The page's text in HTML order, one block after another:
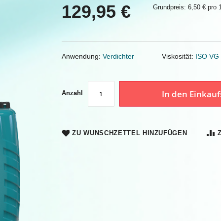
129,95 € Grundpreis: 6,50 € pro
Anwendung: VerdichterViskosität: ISO VG
Anzahl In den
ZU WUNSCHZETTEL HINZUFÜGEN